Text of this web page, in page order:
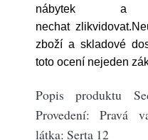
nábytek a
nechat
zboží a skladové
toto ocení nejeden
Popis produktu
Provedení: Pravá
látka: Serta 12